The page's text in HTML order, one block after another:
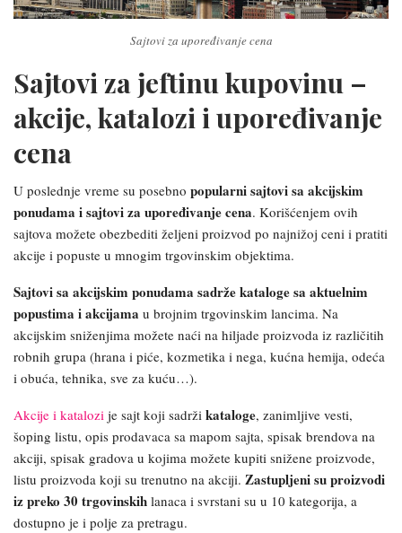
Sajtovi za upoređivanje cena
Sajtovi za jeftinu kupovinu –
akcije, katalozi i upoređivanje
cena
U poslednje vreme su posebno popularni sajtovi sa akcijskim
ponudama i sajtovi za upoređivanje cena. Korišćenjem ovih
sajtova možete obezbediti željeni proizvod po najnižoj ceni i pratiti
akcije i popuste u mnogim trgovinskim objektima.
Sajtovi sa akcijskim ponudama sadrže kataloge sa aktuelnim
popustima i akcijama u brojnim trgovinskim lancima. Na
akcijskim sniženjima možete naći na hiljade proizvoda iz različitih
robnih grupa (hrana i piće, kozmetika i nega, kućna hemija, odeća
i obuća, tehnika, sve za kuću…).
Akcije i katalozi je sajt koji sadrži kataloge, zanimljive vesti,
šoping listu, opis prodavaca sa mapom sajta, spisak brendova na
akciji, spisak gradova u kojima možete kupiti snižene proizvode,
listu proizvoda koji su trenutno na akciji. Zastupljeni su proizvodi
iz preko 30 trgovinskih lanaca i svrstani su u 10 kategorija, a
dostupno je i polje za pretragu.